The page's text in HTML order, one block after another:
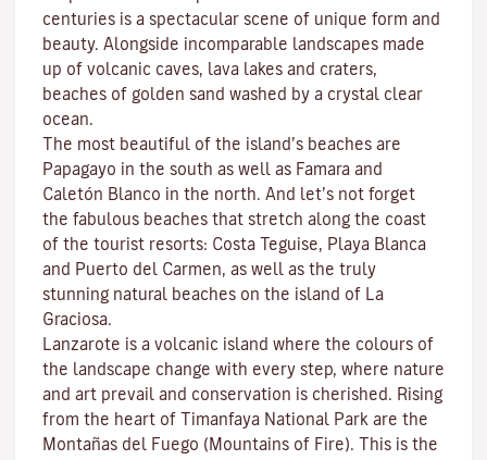
centuries is a spectacular scene of unique form and
beauty. Alongside incomparable landscapes made
up of volcanic caves, lava lakes and craters,
beaches of golden sand washed by a crystal clear
ocean.
The most beautiful of the island’s beaches are
Papagayo in the south as well as Famara and
Caletón Blanco in the north. And let’s not forget
the fabulous beaches that stretch along the coast
of the tourist resorts: Costa Teguise, Playa Blanca
and Puerto del Carmen, as well as the truly
stunning natural beaches on the island of La
Graciosa.
Lanzarote is a volcanic island where the colours of
the landscape change with every step, where nature
and art prevail and conservation is cherished. Rising
from the heart of Timanfaya National Park are the
Montañas del Fuego (Mountains of Fire). This is the